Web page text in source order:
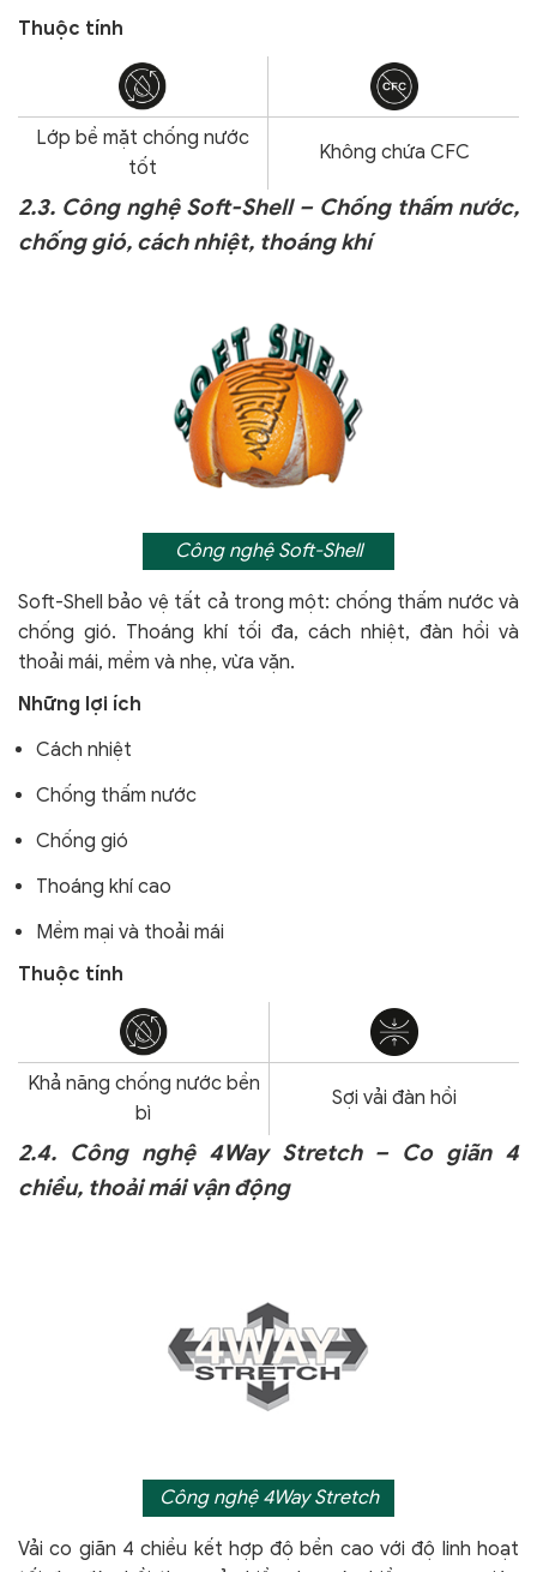
Thuộc tính
Lớp bề mặt chống nước
tốt
Không chứa CFC
2.3. Công nghệ Soft-Shell – Chống thấm nước,
chống gió, cách nhiệt, thoáng khí
Công nghệ Soft-Shell
Soft-Shell bảo vệ tất cả trong một: chống thấm nước và
chống gió. Thoáng khí tối đa, cách nhiệt, đàn hồi và
thoải mái, mềm và nhẹ, vừa vặn.
Những lợi ích
Cách nhiệt
Chống thấm nước
Chống gió
Thoáng khí cao
Mềm mại và thoải mái
Thuộc tính
Khả năng chống nước bền
bì
Sợi vải đàn hồi
2.4. Công nghệ 4Way Stretch – Co giãn 4
chiều, thoải mái vận động
Công nghệ 4Way Stretch
Vải co giãn 4 chiều kết hợp độ bền cao với độ linh hoạt